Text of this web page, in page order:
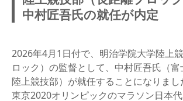
中村匠吾氏の就任が内定
2026年4月1日付で、明治学院大学陸上
ロック）の監督として、中村匠吾氏（
陸上競技部）が就任することになりまし
東京2020オリンピックのマラソン日本